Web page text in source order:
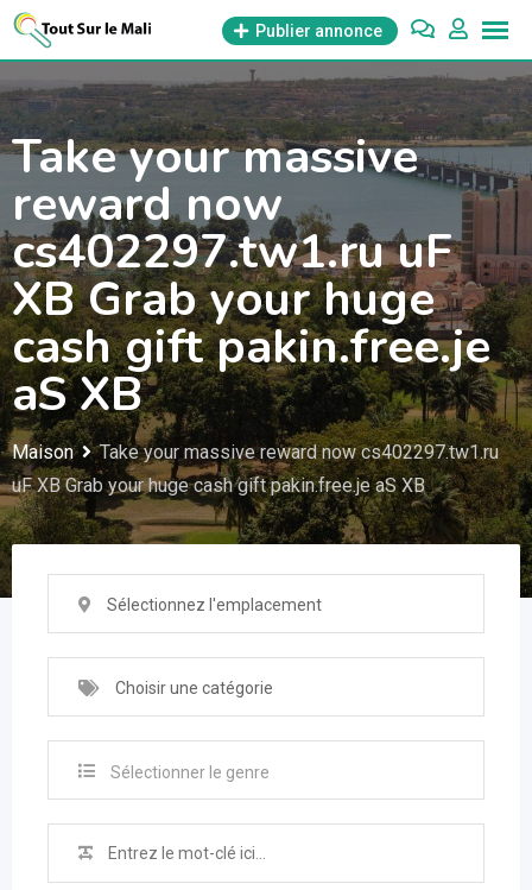
Aller
contenu
Publier annonce
Take your massive
reward now
cs402297.tw1.ru uF
XB Grab your huge
cash gift pakin.free.je
aS XB
Maison
Take your massive reward now cs402297.tw1.ru
uF XB Grab your huge cash gift pakin.free.je aS XB
Sélectionnez l'emplacement
Choisir une catégorie
Sélectionner le genre